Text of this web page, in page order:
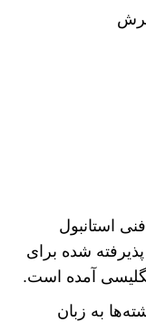
استانبول
شده برای
آمده است.
به زبان